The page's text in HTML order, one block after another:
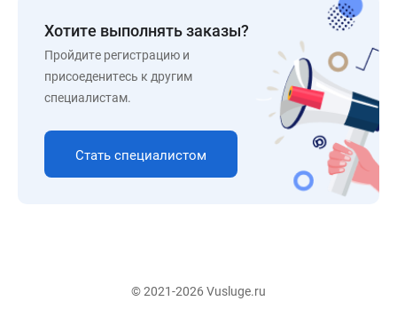
Хотите выполнять заказы?
Пройдите регистрацию и
присоеденитесь к другим
специалистам.
Стать специалистом
© 2021-2026 Vusluge.ru